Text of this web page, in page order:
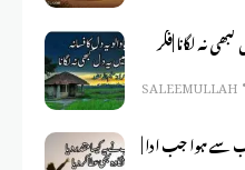
نہ لگانا |فکر
SALEEM ULLAH
سے ہوا جب ادا |